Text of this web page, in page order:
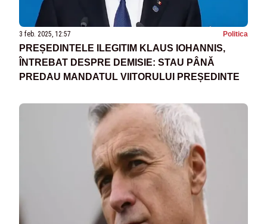
3 feb. 2025, 12:57 Politica
PREȘEDINTELE ILEGITIM KLAUS IOHANNIS,
ÎNTREBAT DESPRE DEMISIE: STAU PÂNĂ
PREDAU MANDATUL VIITORULUI PREȘEDINTE